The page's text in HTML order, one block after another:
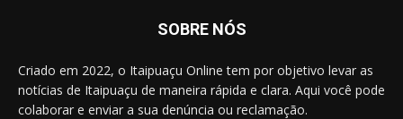
SOBRE NÓS
Criado em 2022, o Itaipuaçu Online tem por objetivo levar as
notícias de Itaipuaçu de maneira rápida e clara. Aqui você pode
colaborar e enviar a sua denúncia ou reclamação.